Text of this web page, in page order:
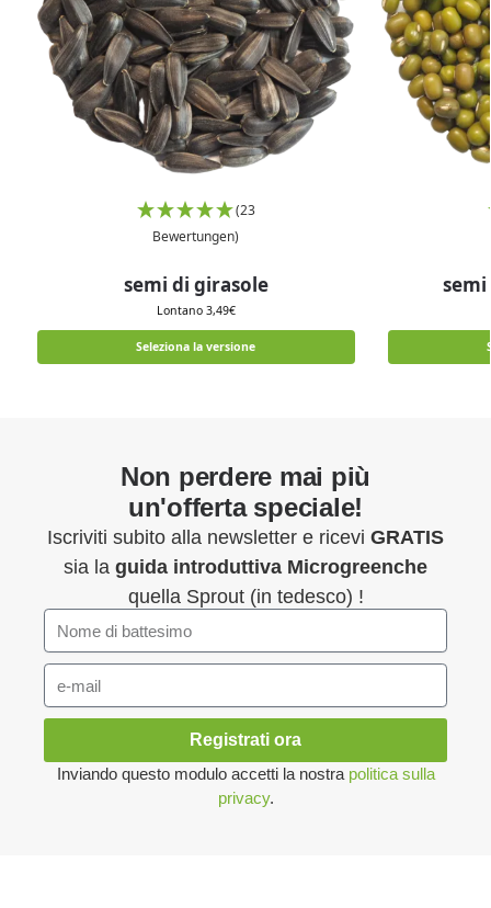
(23
Bewertungen)
semi di girasole
Lontano 3,49€
Seleziona la versione
Non perdere mai più
un'offerta speciale!
Iscriviti subito alla newsletter e ricevi GRATIS
sia la guida introduttiva Microgreenche
quella Sprout (in tedesco) !
Registrati ora
Inviando questo modulo accetti la nostra politica sulla
privacy.